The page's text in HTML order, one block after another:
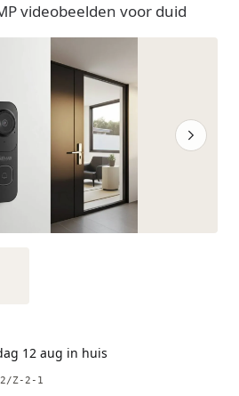
videobeelden voor duid
12 aug in huis
2/Z-2-1